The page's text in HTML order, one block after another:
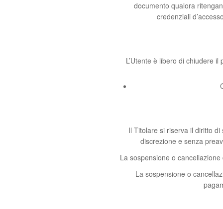
documento qualora
credenziali
L’Utente è libero di chiudere
Il Titolare si riserva il diritto
discrezione e senza
La sospensione o
La sospensione o